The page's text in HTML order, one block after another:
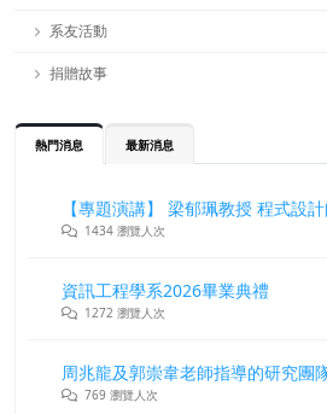
系友活動
捐贈故事
熱門消息 最新消息
1434 瀏覽人次
資訊工程學系2026畢業典禮
1272 瀏覽人次
769 瀏覽人次